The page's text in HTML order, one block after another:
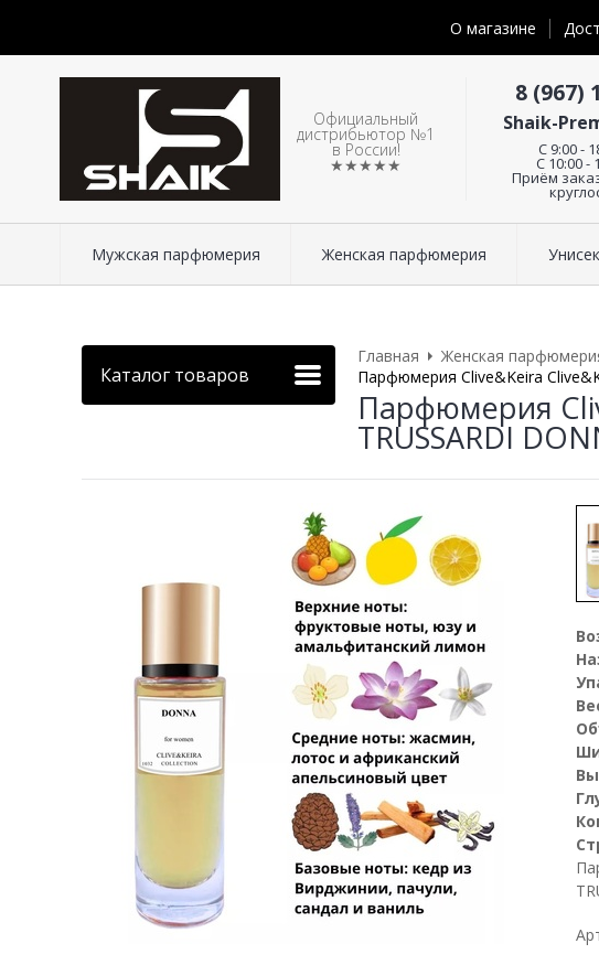
О магазине
Официальный
дистрибьютор №1
в России!
★★★★★
8 (967)
Shaik-
C 9:00 -
С 10:00 -
Приём
Мужская парфюмерия Женская парфюмерия
Каталог товаров
Главная Женская
Парфюмерия Clive&Keira
Парфюмерия
TRUSSARDI